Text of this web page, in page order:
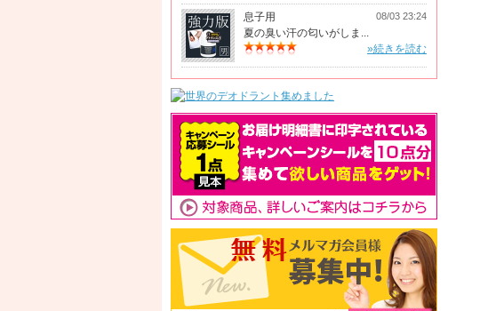
息子用 08/03 23:24
夏の臭い汗の匂いがしま...
»続きを読む